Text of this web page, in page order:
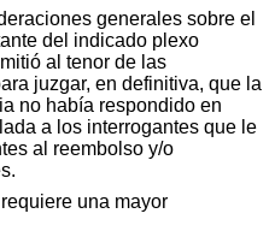
generales sobre el
del indicado plexo
al tenor de las
juzgar, en definitiva, que la
no había respondido en
a los interrogantes que le
al reembolso y/o
una mayor